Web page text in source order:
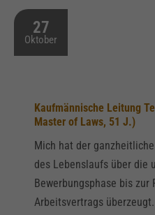
27
Oktober
Kaufmännische Leitung
Master of Laws, 51 J.)
Mich hat der
des Lebenslaufs über die
Bewerbungsphase bis zur
Arbeitsvertrags